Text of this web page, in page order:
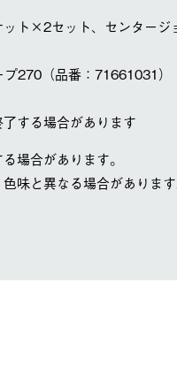
ト×2セット、センタージ
270（品番：71661031）
する場合があります
場合があります。
味と異なる場合があります